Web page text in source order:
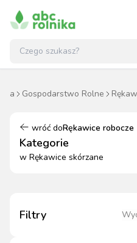
Gospodarstwo Rolne
wróć doRękawice robocze
Kategorie
w Rękawice skórzane
Filtry